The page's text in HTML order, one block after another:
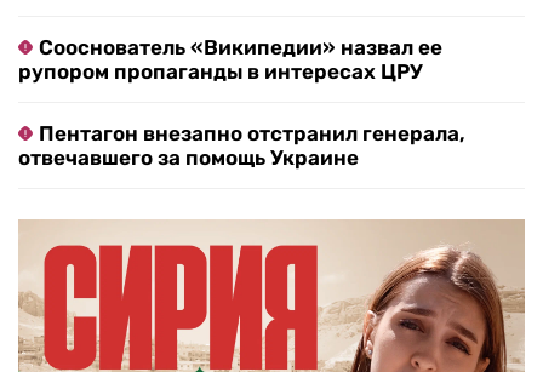
Сооснователь «Википедии» назвал ее
рупором пропаганды в интересах ЦРУ
Пентагон внезапно отстранил генерала,
отвечавшего за помощь Украине